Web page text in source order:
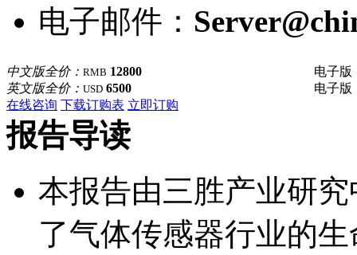
电子邮件：
中文版全价： RMB 12800
电子
英文版全价： USD 6500
电子版
在线咨询 下载订购表 立即订购
报告导读
本报告由三胜产业研
了气体传感器行业的